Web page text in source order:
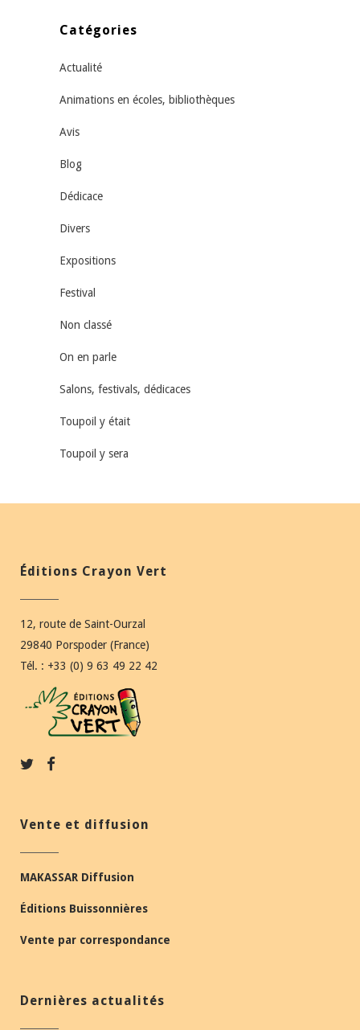
Catégories
Actualité
Animations en écoles, bibliothèques
Avis
Blog
Dédicace
Divers
Expositions
Festival
Non classé
On en parle
Salons, festivals, dédicaces
Toupoil y était
Toupoil y sera
Éditions Crayon Vert
12, route de Saint-Ourzal
29840 Porspoder (France)
Tél. : +33 (0) 9 63 49 22 42
Vente et diffusion
MAKASSAR Diffusion
Éditions Buissonnières
Vente par correspondance
Dernières actualités